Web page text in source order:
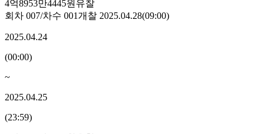
4억8953만4445원 유찰
회차 007/차수 001개찰 2025.04.28(09:00)
2025.04.24
(00:00)
~
2025.04.25
(23:59)